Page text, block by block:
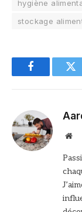
hygiène
stockage
Facebook
Site